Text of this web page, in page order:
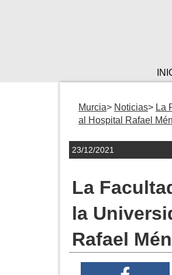
Murcia Noticias
La
al Hospital Rafael
23/12/2021
La
la
Rafael